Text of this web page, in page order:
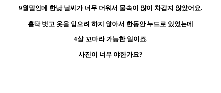
9월말인데 한낮 날씨가 너무 더워서 물속이 많이 차갑지 않았어요.
홀딱 벗고 옷을 입으려 하지 않아서 한동안 누드로 있었는데
4살 꼬마라 가능한 일이죠.
사진이 너무 야한가요?